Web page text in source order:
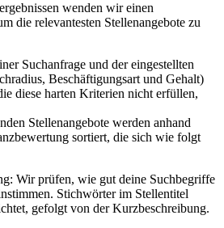
wenden wir einen
die relevantesten Stellenangebote zu
Suchanfrage und der eingestellten
Beschäftigungsart und Gehalt)
diese harten Kriterien nicht erfüllen,
Stellenangebote werden anhand
sortiert, die sich wie folgt
Wir prüfen, wie gut deine Suchbegriffe
Stichwörter im Stellentitel
gefolgt von der Kurzbeschreibung.